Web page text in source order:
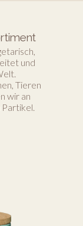
und
Tieren
wir an
Partikel.